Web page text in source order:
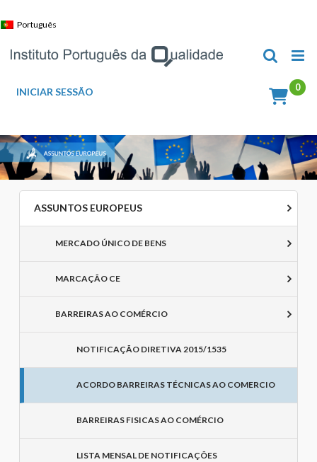
to
Português
INICIAR SESSÃO
ASSUNTOS EUROPEUS
MERCADO ÚNICO DE BENS
MARCAÇÃO CE
BARREIRAS AO COMÉRCIO
NOTIFICAÇÃO DIRETIVA 2015/1535
ACORDO BARREIRAS TÉCNICAS AO COMERCIO
BARREIRAS FISICAS AO COMÉRCIO
LISTA MENSAL DE NOTIFICAÇÕES